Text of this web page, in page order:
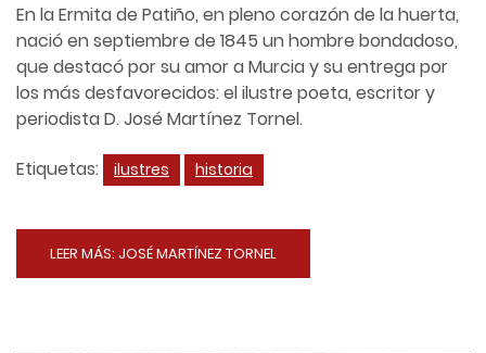
En la Ermita de Patiño, en pleno corazón de la huerta,
nació en septiembre de 1845 un hombre bondadoso,
que destacó por su amor a Murcia y su entrega por
los más desfavorecidos: el ilustre poeta, escritor y
periodista D. José Martínez Tornel.
Etiquetas:
ilustres historia
LEER MÁS: JOSÉ MARTÍNEZ TORNEL